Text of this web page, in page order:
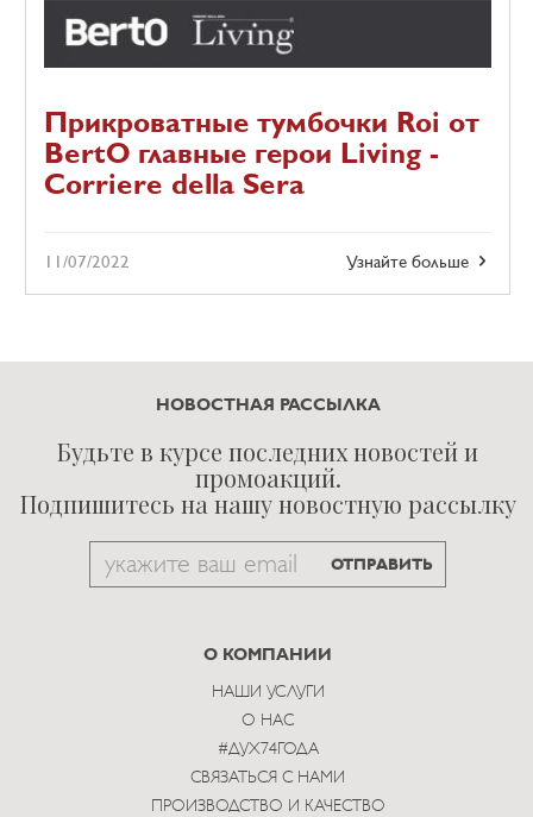
Прикроватные тумбочки Roi от
BertO главные герои Living -
Corriere della Sera
Узнайте больше
11/07/2022
НОВОСТНАЯ РАССЫЛКА
Будьте в курсе последних новостей и
промоакций.
Подпишитесь на нашу новостную рассылку
Email
subscribe
ОТПРАВИТЬ
О КОМПАНИИ
НАШИ УСЛУГИ
О НАС
#ДУХ74ГОДА
СВЯЗАТЬСЯ С НАМИ
ПРОИЗВОДСТВО И КАЧЕСТВО